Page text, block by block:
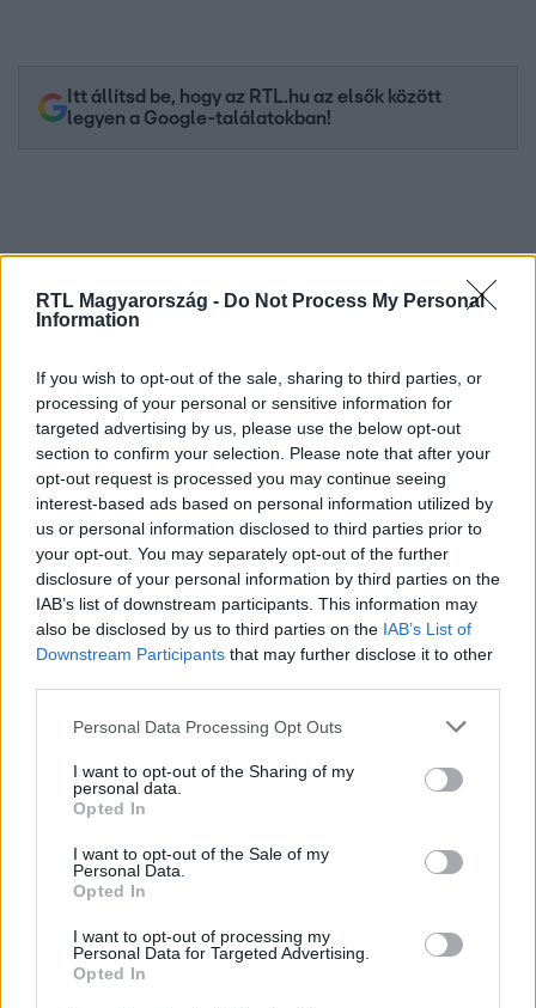
RTL Magyarország - Do Not Process My Personal
Information
If you wish to opt-out of the sale, sharing to third parties, or
processing of your personal or sensitive information for
targeted advertising by us, please use the below opt-out
section to confirm your selection. Please note that after your
opt-out request is processed you may continue seeing
interest-based ads based on personal information utilized by
us or personal information disclosed to third parties prior to
your opt-out. You may separately opt-out of the further
disclosure of your personal information by third parties on the
IAB’s list of downstream participants. This information may
also be disclosed by us to third parties on the IAB’s List of
Downstream Participants that may further disclose it to other
Please note that this website/app uses one or more Google
not limited to your visit or usage behaviour. You may click to
grant or deny consent to Google and its third-party tags to
use your data for below specified purposes in below Google
consent section.
Personal Data Processing Opt Outs
I want to opt-out of the Sharing of my
personal data.
Opted In
I want to opt-out of the Sale of my
Personal Data.
Opted In
I want to opt-out of processing my
Personal Data for Targeted Advertising.
Opted In
Itt állítsd be, hogy az RTL.hu az elsők között
legyen a Google-találatokban!
Kövess minket, és értesülj a friss hírekről a
Facebookon is!
Követem
#ÉLETMÓD #ÉLETMÓD TIPPEK
EGÉSZSÉGES ÉLETVITEL #ÉLETSTÍLUS
MINDENNAPOK # ADHD
Népszerű